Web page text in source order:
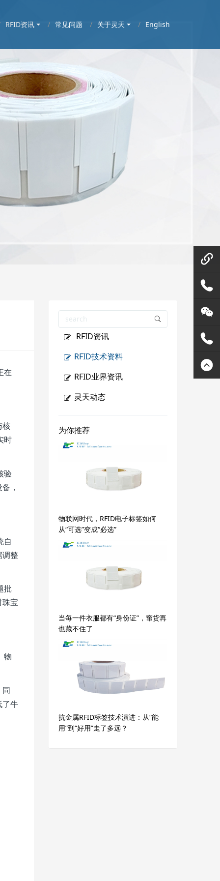
RFID资讯 常见问题 关于灵天 English
在
核
时
验
，
自
调整
批
宝
物
同
了牛
RFID资讯
RFID技术资料
RFID业界资讯
灵天动态
为你推荐
物联网时代，RFID电子标签如何
从“可选”变成“必选”
当每一件衣服都有“身份证”，窜货再
也藏不住了
抗金属RFID标签技术演进：从“能
用”到“好用”走了多远？
微信在
线咨询
158144
80455
灵天公
众号
400807